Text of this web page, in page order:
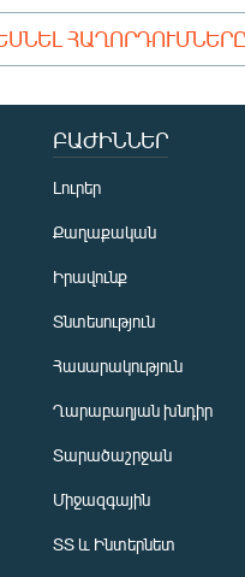
ՀԱՂՈՐԴՈՒՄՆԵՐԸ
ԲԱԺԻՆՆԵՐ
Լուրեր
Քաղաքական
Իրավունք
Տնտեսություն
Հասարակություն
Ղարաբաղյան խնդիր
Տարածաշրջան
Միջազգային
ՏՏ և Ինտերնետ